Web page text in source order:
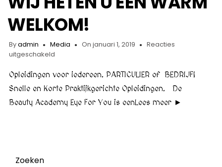
WELKOM!
Byadmin Media On januari 1, 2019
Reacties
uitgeschakeld
HETEN
U
EEN
WARM
Opleidingen voor iedereen. PARTICULIER of BEDRIJF!
Snelle en Korte Praktijkgerichte Opleidingen. De
Beauty Academy Eye For You is eenLees meer ►
Zoeken